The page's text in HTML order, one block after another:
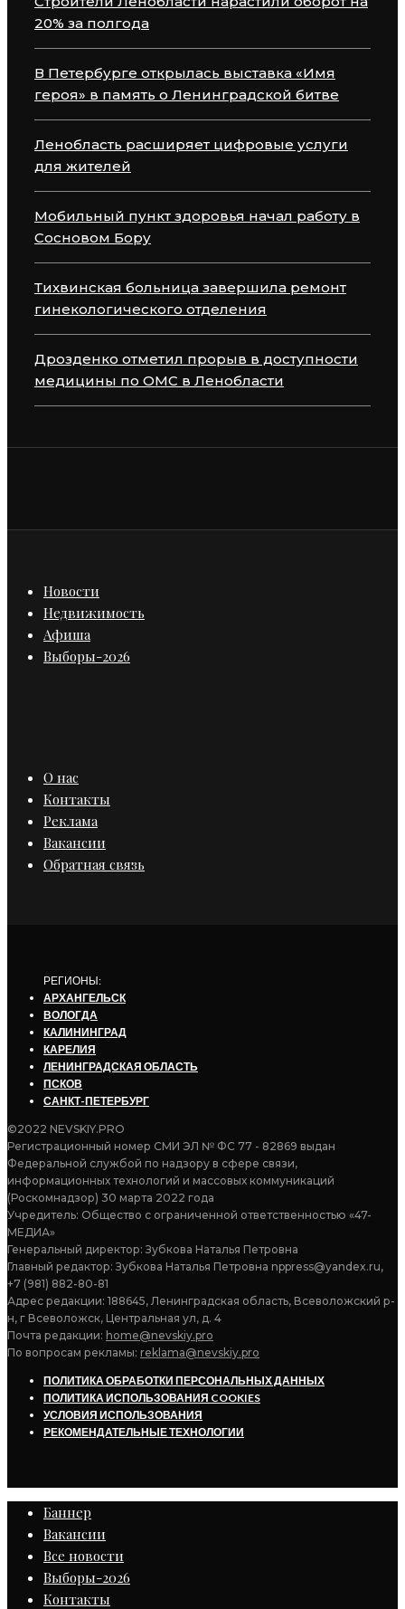
20% за полгода
В Петербурге открылась выставка «Имя
героя» в память о Ленинградской битве
Ленобласть расширяет цифровые услуги
для жителей
Мобильный пункт здоровья начал работу в
Сосновом Бору
Тихвинская больница завершила ремонт
гинекологического отделения
Дрозденко отметил прорыв в доступности
медицины по ОМС в Ленобласти
Новости
Недвижимость
Афиша
Выборы-2026
О нас
Контакты
Реклама
Вакансии
Обратная связь
РЕГИОНЫ:
АРХАНГЕЛЬСК
ВОЛОГДА
КАЛИНИНГРАД
КАРЕЛИЯ
ЛЕНИНГРАДСКАЯ ОБЛАСТЬ
ПСКОВ
САНКТ-ПЕТЕРБУРГ
©2022 NEVSKIY.PRO
Регистрационный номер СМИ ЭЛ № ФС 77 - 82869 выдан
Федеральной службой по надзору в сфере связи,
информационных технологий и массовых коммуникаций
(Роскомнадзор) 30 марта 2022 года
Учредитель: Общество с ограниченной ответственностью «47-
МЕДИА»
Генеральный директор: Зубкова Наталья Петровна
Главный редактор: Зубкова Наталья Петровна nppress@yandex.ru,
+7 (981) 882-80-81
Адрес редакции: 188645, Ленинградская область, Всеволожский р-
н, г Всеволожск, Центральная ул, д. 4
Почта редакции: home@nevskiy.pro
По вопросам рекламы: reklama@nevskiy.pro
ПОЛИТИКА ОБРАБОТКИ ПЕРСОНАЛЬНЫХ ДАННЫХ
ПОЛИТИКА ИСПОЛЬЗОВАНИЯ COOKIES
УСЛОВИЯ ИСПОЛЬЗОВАНИЯ
РЕКОМЕНДАТЕЛЬНЫЕ ТЕХНОЛОГИИ
Баннер
Вакансии
Все новости
Выборы-2026
Контакты